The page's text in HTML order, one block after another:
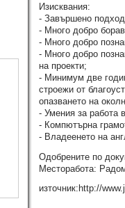
Изисквания:
- Завършено
- Много добро
- Много добро
- Много добро
на проекти;
- Минимум две
строежи от
опазването на
- Умения за работа
- Компютърна
- Владеенето на
Одобрените по
Месторабота:
източник:http://